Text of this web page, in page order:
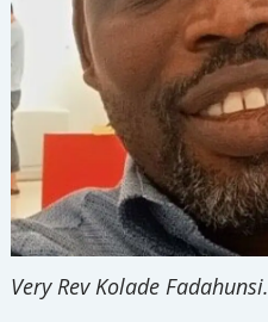
Very Rev Kolade Fadahunsi.